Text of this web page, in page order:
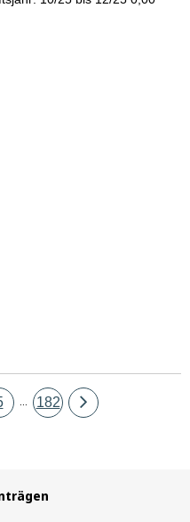
Seite
182
Eine